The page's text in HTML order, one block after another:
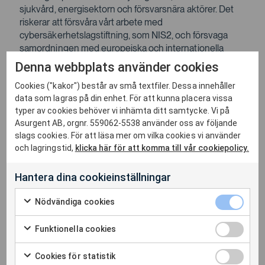
sjukvård, energisektorn och försvarsnära aktörer. Det
riskerar att försvåra vårt arbete med
cybersäkerhetslagstiftning, som NIS2, och försvaga
samordningen med europeiska och internationella
partners. Kort sagt: om vi inte har ett pålitligt sätt att
identifiera och spåra sårbarheter, får vi svårt att skydda
oss.
Cybersäkerhet kräver samverkan. Och samverkan
kräver gemensamma referensramar. Det är dags att
prata om hur vi säkrar just dem.
Hur tar vi oss vidare?
Vi i cybersäkerhetscommunityt behöver samla oss
kring ett gemensamt ansvar. Svenska leverantörer,
myndigheter och forskningsmiljöer bör tillsammans
utforska hur vi kan bidra till en mer robust, öppen och
pålitlig sårbarhetsdatabas. Vi måste både ställa krav på
fortsatt internationellt samarbete och samtidigt bygga
upp alternativ som står på egna ben. Men det ställer
Denna webbplats använder cookies
Cookies ("kakor") består av små textfiler. Dessa innehåller
data som lagras på din enhet. För att kunna placera vissa
typer av cookies behöver vi inhämta ditt samtycke. Vi på
Asurgent AB, orgnr. 559062-5538 använder oss av följande
slags cookies. För att läsa mer om vilka cookies vi använder
och lagringstid, klicka här för att komma till vår cookiepolicy.
Hantera dina cookieinställningar
Nödvändiga cookies
Funktionella cookies
Cookies för statistik